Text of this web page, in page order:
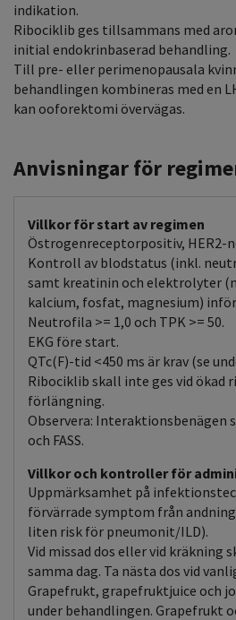
indikation.
Ribociklib ges tillsammans med
initial endokrinbaserad behandling.
Till pre- eller perimenopausala
behandlingen kombineras med en
kan ooforektomi övervägas.
Anvisningar för
Villkor för start av regimen
Östrogenreceptorpositiv, HER2-
Kontroll av blodstatus (inkl.
samt kreatinin och elektrolyter
kalcium, fosfat, magnesium)
Neutrofila >= 1,0 och TPK >= 50.
EKG före start.
QTc(F)-tid <450 ms är krav (se
Ribociklib skall inte ges vid ökad
förlängning.
Observera: Interaktionsbenägen
och FASS.
Villkor och kontroller för
Uppmärksamhet på
förvärrade symptom från
liten risk för pneumonit/ILD).
Vid missad dos eller vid kräkning
samma dag. Ta nästa dos vid
Grapefrukt, grapefruktjuice och
under behandlingen. Grapefrukt